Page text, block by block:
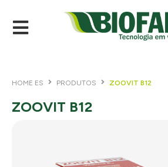
HOME ES PRODUTOS ZOOVIT B12
ZOOVIT B12